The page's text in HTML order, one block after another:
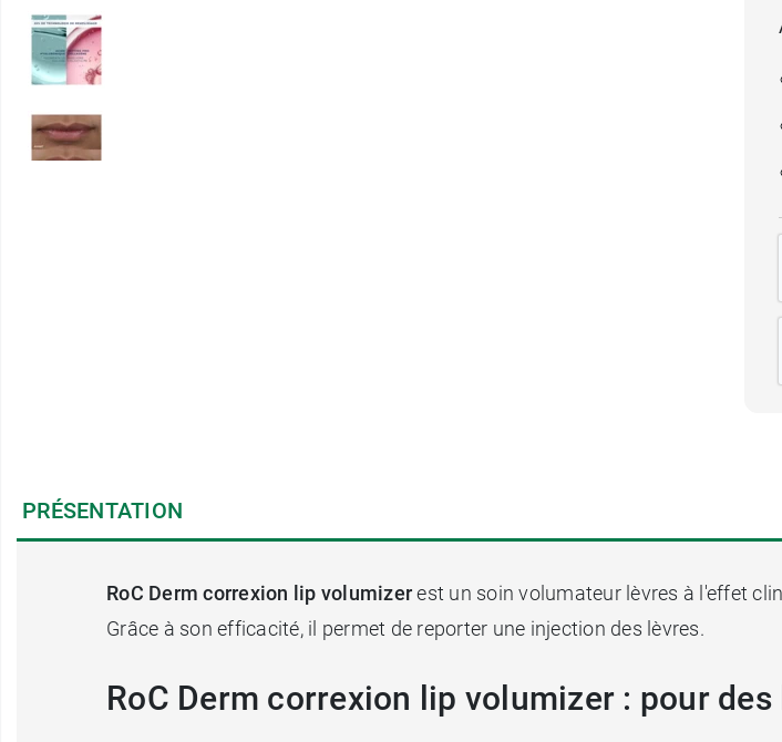
PRÉSENTATION
RoC Derm correxion lip volumizerest un soin volumateur lèvres à l'effet
Grâce à son efficacité, il permet de reporter une injection des lèvres.
RoC Derm correxion lip volumizer : pour